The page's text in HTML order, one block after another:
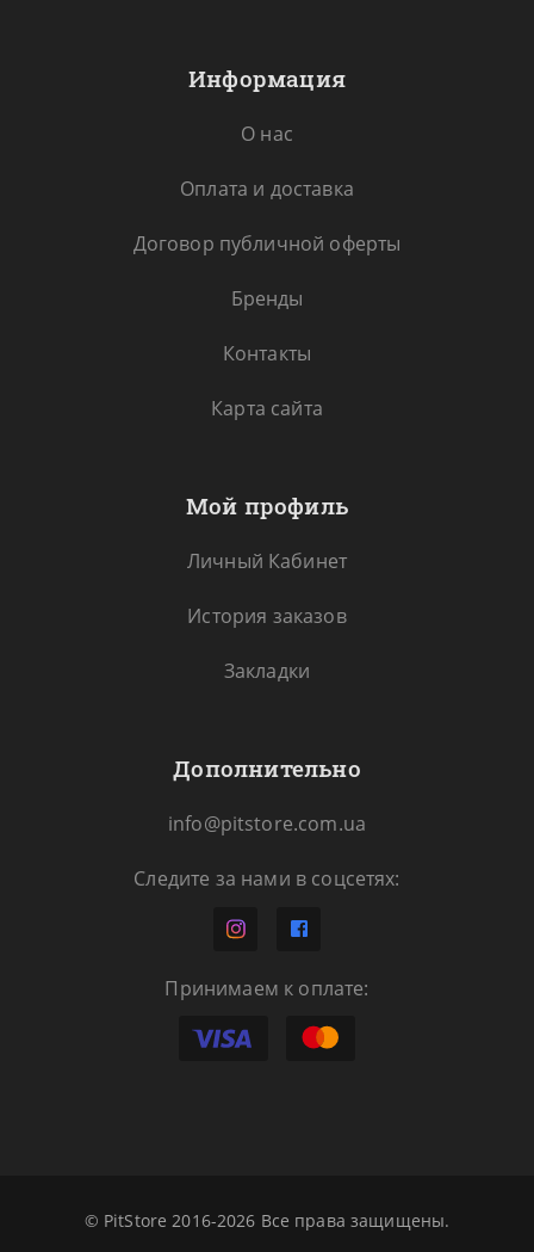
Информация
О нас
Оплата и доставка
Договор публичной оферты
Бренды
Контакты
Карта сайта
Мой профиль
Личный Кабинет
История заказов
Закладки
Дополнительно
info@pitstore.com.ua
Следите за нами в соцсетях:
Принимаем к оплате:
© PitStore 2016-2026 Все права защищены.